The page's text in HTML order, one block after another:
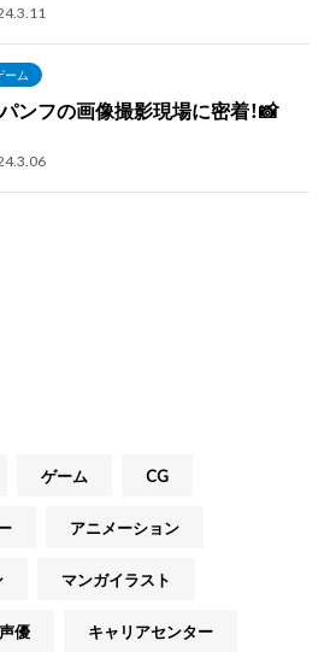
ーム
ンフの画像撮影現場に密着！📸
ゲーム CG
アニメーション
マンガイラスト
声優 キャリアセンター